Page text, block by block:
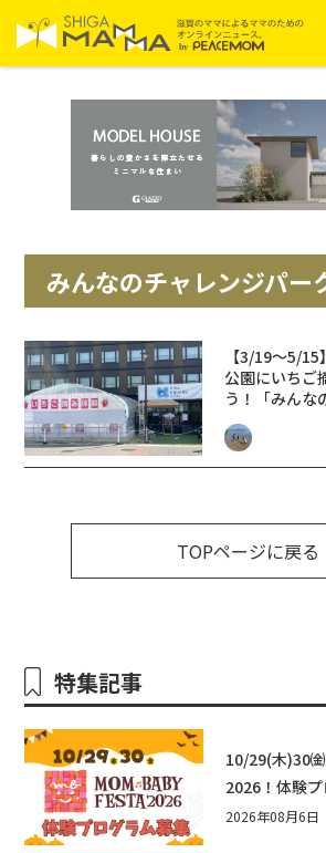
みんなのチャレンジパー
【3/19～5/
公園にいちご
う！「みんな
2022春」が
TOPページに戻る
特集記事
10/29(木)30
2026！体験
ゃん向けイベ
2026年08月6日